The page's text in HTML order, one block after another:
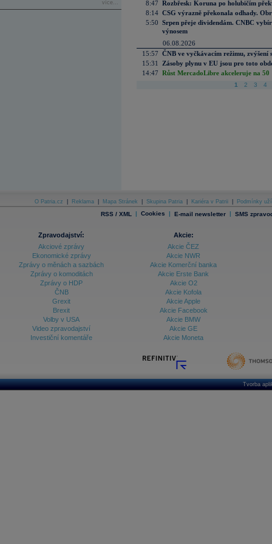
více...
8:47 Rozbřesk: Koruna po holubičím
8:14 CSG výrazně překonala odhady.
5:50 Srpen přeje dividendám. CNBC
výnosem
06.08.2026
15:57 ČNB ve vyčkávacím režimu, zvýšení
15:31
Zásoby plynu v EU jsou pro toto
14:47 Růst MercadoLibre akceleruje na
1 2 3 4
O Patria.cz Reklama Mapa Stránek Skupina Patria Kariéra v Patrii Podmínky
RSS / XML | Cookies | E-mail newsletter | SMS
Zpravodajství:
Akciové zprávy
Ekonomické zprávy
Zprávy o měnách a sazbách
Zprávy o komoditách
Zprávy o HDP
ČNB
Grexit
Brexit
Volby v USA
Video zpravodajství
Investiční komentáře
Akcie:
Akcie ČEZ
Akcie NWR
Akcie Komerční banka
Akcie Erste Bank
Akcie O2
Akcie Kofola
Akcie Apple
Akcie Facebook
Akcie BMW
Akcie GE
Akcie Moneta
Tvorba